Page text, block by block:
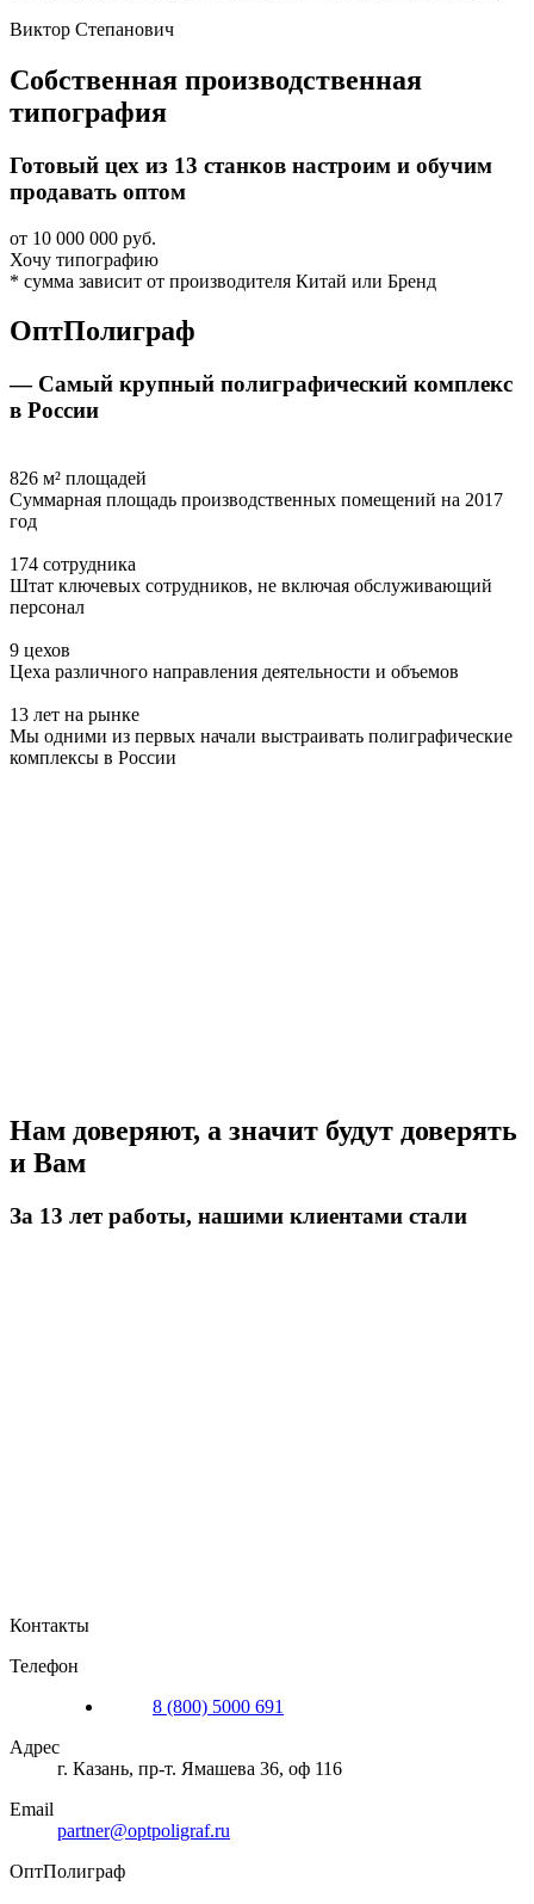
Виктор Степанович
Собственная производственная
типография
Готовый цех из 13 станков настроим и обучим
продавать оптом
от 10 000 000 руб.
Хочу типографию
* сумма зависит от производителя Китай или Бренд
ОптПолиграф
— Самый крупный полиграфический комплекс
в России
826 м² площадей
Суммарная площадь производственных помещений на 2017
год
174 сотрудника
Штат ключевых сотрудников, не включая обслуживающий
персонал
9 цехов
Цеха различного направления деятельности и объемов
13 лет на рынке
Мы одними из первых начали выстраивать полиграфические
комплексы в России
Нам доверяют, а значит будут доверять
и Вам
За 13 лет работы, нашими клиентами стали
Контакты
Телефон
8 (800) 5000 691
Адрес
г. Казань, пр-т. Ямашева 36, оф 116
Email
partner@optpoligraf.ru
ОптПолиграф